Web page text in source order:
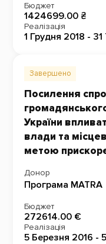
Бюджет
1424699.00 ₴
Реалізація
1 Грудня 2018 -
Завершено
Посилення
України
влади та
метою
Донор
Програма MATRA
Бюджет
272614.00 €
Реалізація
5 Березня 2016 -